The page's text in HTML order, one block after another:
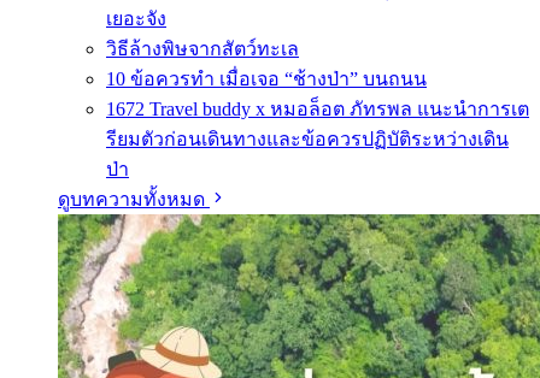
เยอะจัง
วิธีล้างพิษจากสัตว์ทะเล
10 ข้อควรทำ เมื่อเจอ “ช้างป่า” บนถนน
1672 Travel buddy x หมอล็อต ภัทรพล แนะนำการเต
รียมตัวก่อนเดินทางและข้อควรปฏิบัติระหว่างเดิน
ป่า
ดูบทความทั้งหมด